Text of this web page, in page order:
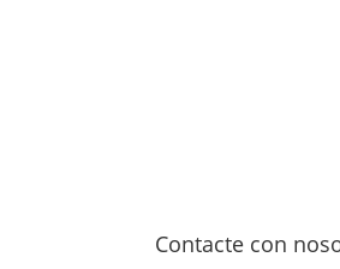
Contacte con